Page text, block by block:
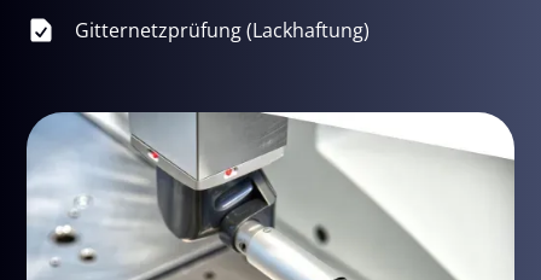
Gitternetzprüfung (Lackhaftung)